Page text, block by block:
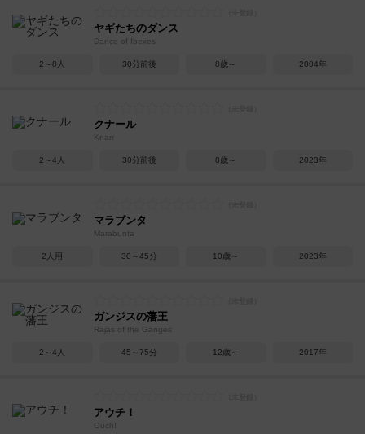
ヤギたちのダンス
Dance of Ibexes
2～8人 30分前後 8歳～ 2004年
クナール
Knarr
2～4人 30分前後 8歳～ 2023年
マラブンタ
Marabunta
2人用 30～45分 10歳～ 2023年
ガンジスの藩王
Rajas of the Ganges
2～4人 45～75分 12歳～ 2017年
アウチ！
Ouch!